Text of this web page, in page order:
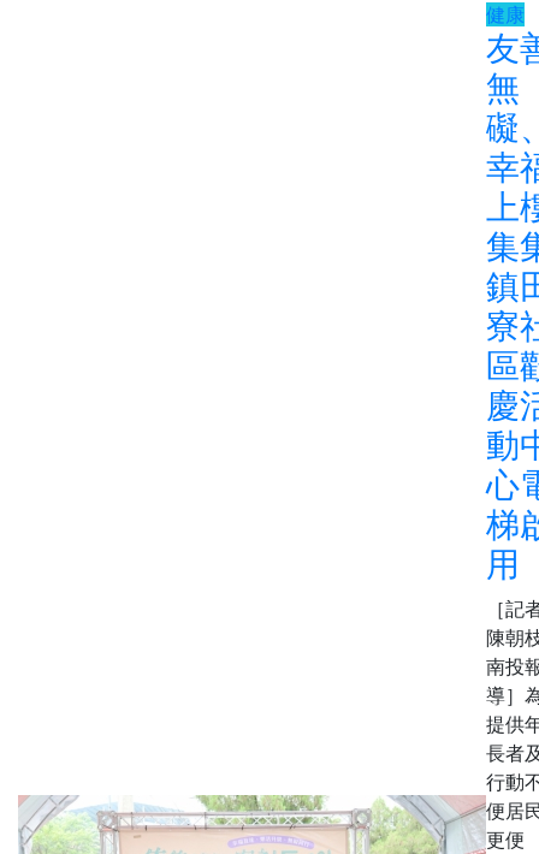
健康
友
無
礙
幸
上
集
鎮
寮
區
慶
動
心
梯
用
［記
陳朝
南投
導］
提供
長者
行動
便居
更便